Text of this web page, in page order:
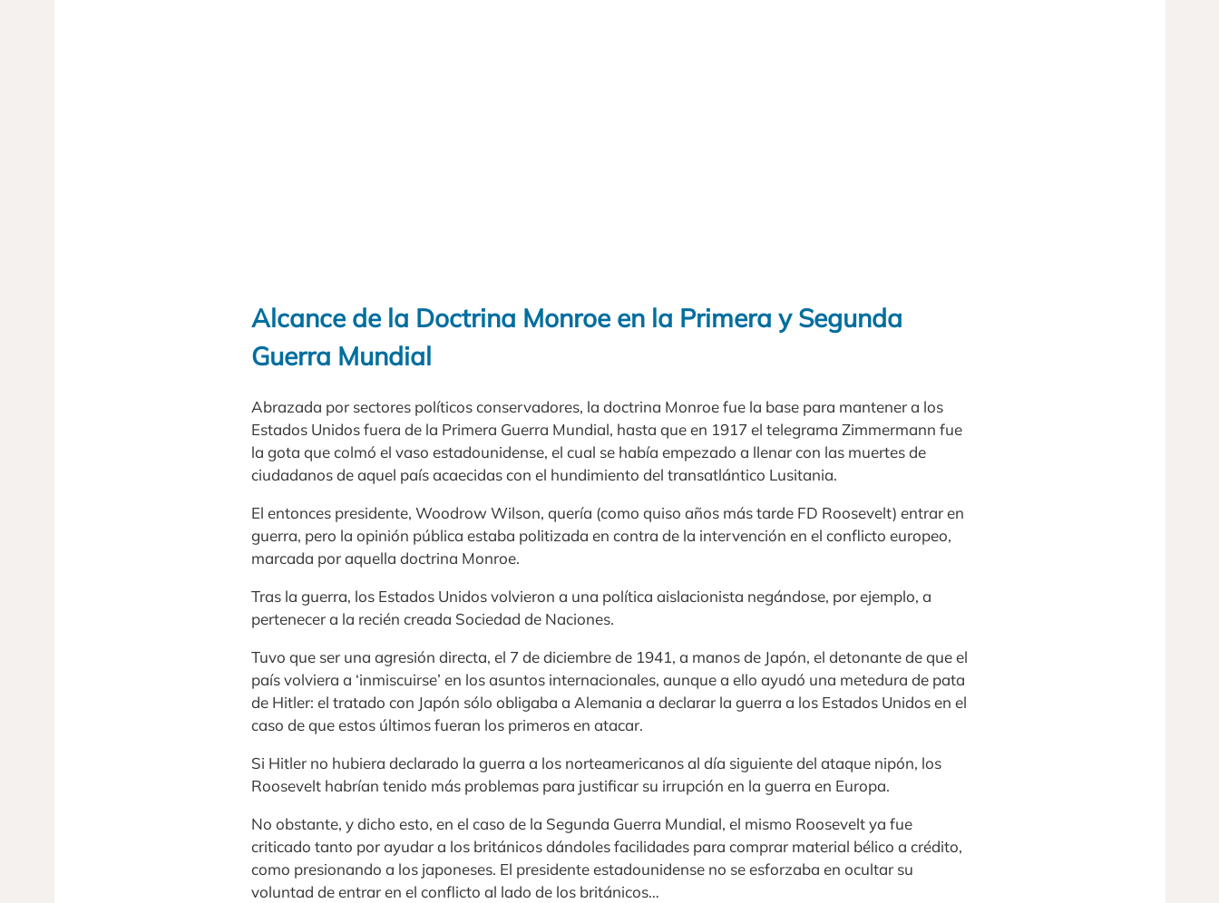
Alcance de la Doctrina Monroe en la Primera y Segunda
Guerra Mundial
Abrazada por sectores políticos conservadores, la doctrina Monroe fue la base para mantener a los
Estados Unidos fuera de la Primera Guerra Mundial, hasta que en 1917 el telegrama Zimmermann fue
la gota que colmó el vaso estadounidense, el cual se había empezado a llenar con las muertes de
ciudadanos de aquel país acaecidas con el hundimiento del transatlántico Lusitania.
El entonces presidente, Woodrow Wilson, quería (como quiso años más tarde FD Roosevelt) entrar en
guerra, pero la opinión pública estaba politizada en contra de la intervención en el conflicto europeo,
marcada por aquella doctrina Monroe.
Tras la guerra, los Estados Unidos volvieron a una política aislacionista negándose, por ejemplo, a
pertenecer a la recién creada Sociedad de Naciones.
Tuvo que ser una agresión directa, el 7 de diciembre de 1941, a manos de Japón, el detonante de que el
país volviera a ‘inmiscuirse’ en los asuntos internacionales, aunque a ello ayudó una metedura de pata
de Hitler: el tratado con Japón sólo obligaba a Alemania a declarar la guerra a los Estados Unidos en el
caso de que estos últimos fueran los primeros en atacar.
Si Hitler no hubiera declarado la guerra a los norteamericanos al día siguiente del ataque nipón, los
Roosevelt habrían tenido más problemas para justificar su irrupción en la guerra en Europa.
No obstante, y dicho esto, en el caso de la Segunda Guerra Mundial, el mismo Roosevelt ya fue
criticado tanto por ayudar a los británicos dándoles facilidades para comprar material bélico a crédito,
como presionando a los japoneses. El presidente estadounidense no se esforzaba en ocultar su
voluntad de entrar en el conflicto al lado de los británicos…